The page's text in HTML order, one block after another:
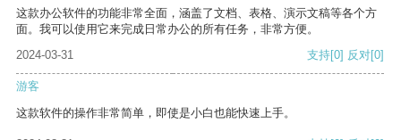
这款办公软件的功能非常全面，涵盖了文档、表格、演示文稿等各个方
面。我可以使用它来完成日常办公的所有任务，非常方便。
2024-03-31
支持[0] 反对[0]
游客
这款软件的操作非常简单，即使是小白也能快速上手。